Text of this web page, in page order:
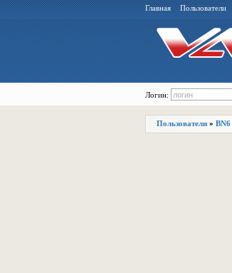
Главная Пользователи
Логин:
Пользователи » BN6